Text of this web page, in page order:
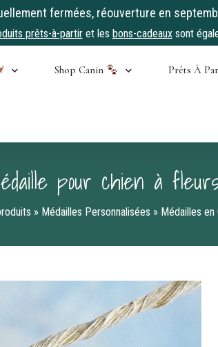
fermées, réouverture en
prêts-à-partiret les bons-cadeauxsont
Shop Canin Prêts À
pour chien à
» Médailles Personnalisées » Médailles en